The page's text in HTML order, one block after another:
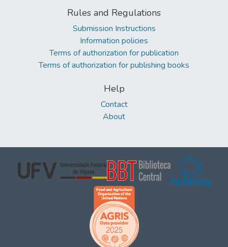
Rules and Regulations
Submission Instructions
Information policies
Terms of authorization for publication
Terms of authorization for publishing books
Help
Contact
About